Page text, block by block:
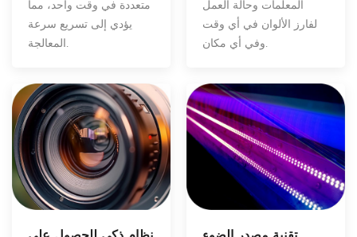
متعددة في وقت واحد، مما
يؤدي إلى تسريع سرعة
المعالجة.
المعلمات وحالة العمل
لفارز الألوان في أي وقت
وفي أي مكان.